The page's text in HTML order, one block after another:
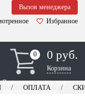
Вызов менеджера
Избранное
0
0 0 руб.
Корзина
Выезд менеджера для
оформления заказа
ОПЛАТА